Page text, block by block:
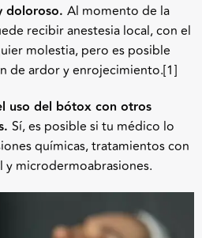
doloroso. Al momento de la
recibir anestesia local, con el
molestia, pero es posible
de ardor y enrojecimiento.[1]
uso del bótox con otros
Sí, es posible si tu médico lo
químicas, tratamientos con
y microdermoabrasiones.